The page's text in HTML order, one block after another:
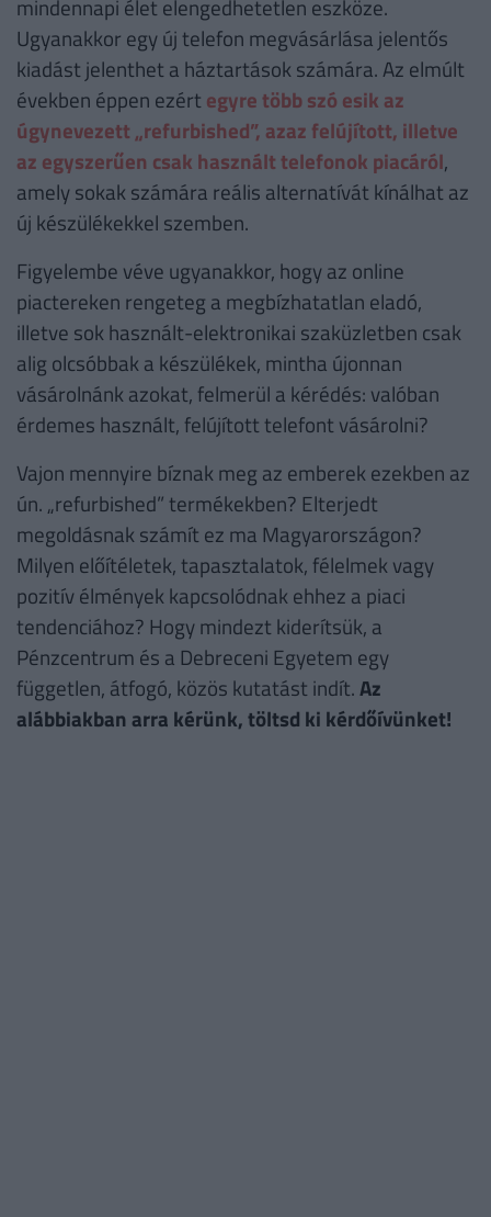
mindennapi élet elengedhetetlen eszköze.
Ugyanakkor egy új telefon megvásárlása jelentős
kiadást jelenthet a háztartások számára. Az elmúlt
években éppen ezértegyre több szó esik az
úgynevezett „refurbished”, azaz felújított, illetve
az egyszerűen csak használt telefonok piacáról,
amely sokak számára reális alternatívát kínálhat az
új készülékekkel szemben.
Figyelembe véve ugyanakkor, hogy az online
piactereken rengeteg a megbízhatatlan eladó,
illetve sok használt-elektronikai szaküzletben csak
alig olcsóbbak a készülékek, mintha újonnan
vásárolnánk azokat, felmerül a kérédés: valóban
érdemes használt, felújított telefont vásárolni?
Vajon mennyire bíznak meg az emberek ezekben az
ún. „refurbished” termékekben? Elterjedt
megoldásnak számít ez ma Magyarországon?
Milyen előítéletek, tapasztalatok, félelmek vagy
pozitív élmények kapcsolódnak ehhez a piaci
tendenciához? Hogy mindezt kiderítsük, a
Pénzcentrum és a Debreceni Egyetem egy
független, átfogó, közös kutatást indít.Az
alábbiakban arra kérünk, töltsd ki kérdőívünket!